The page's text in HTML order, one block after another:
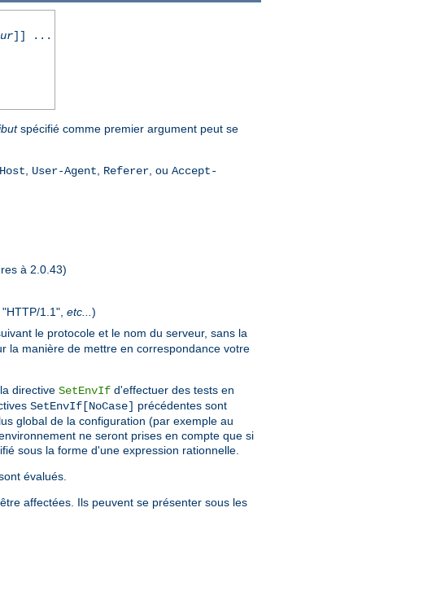
]] ...
spécifié comme premier argument peut se
Host User-Agent Referer , ou Accept-
à 2.0.43)
1.1", etc... )
le protocole et le nom du serveur, sans la
la manière de mettre en correspondance votre
directive SetEnvIf d'effectuer des tests en
SetEnvIf[NoCase] précédentes sont
global de la configuration (par exemple au
ne seront prises en compte que si
sous la forme d'une expression rationnelle.
évalués.
affectées. Ils peuvent se présenter sous les